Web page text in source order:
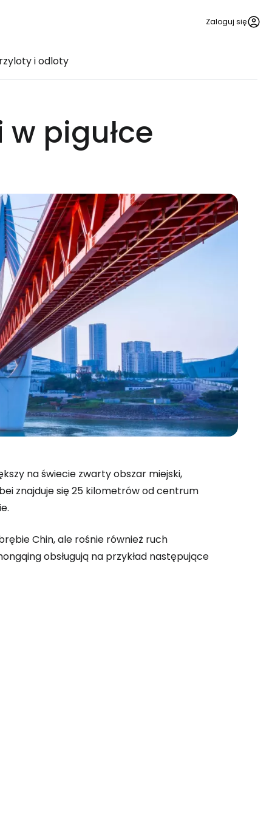
Zaloguj się
i odloty
pigułce
na świecie zwarty obszar miejski,
znajduje się 25 kilometrów od centrum
Chin, ale rośnie również ruch
obsługują na przykład następujące